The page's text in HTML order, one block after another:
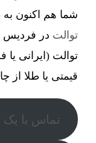
شما هم اکنون به
توالت در فردیس
توالت (ایرانی یا
قیمتی یا طلا از
تماس با یک